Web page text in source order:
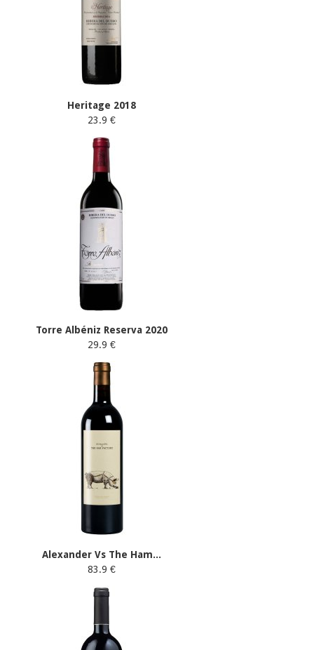
Heritage 2018
23.9 €
Torre Albéniz Reserva 2020
29.9 €
Alexander Vs The Ham...
83.9 €